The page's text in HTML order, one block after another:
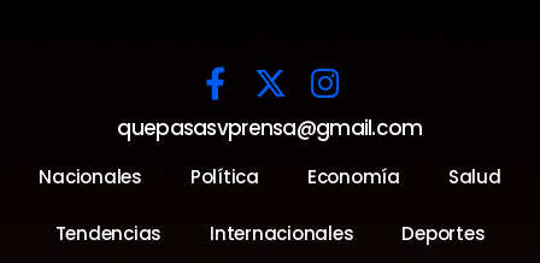
quepasasvprensa@gmail.com
Nacionales Política Economía Salud
Tendencias Internacionales Deportes